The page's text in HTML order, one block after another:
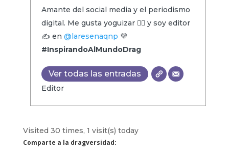
Amante del social media y el periodismo
digital. Me gusta yoguizar 🧘‍♂️ y soy editor
✍️ en @laresenaqnp 💜
#InspirandoAlMundoDrag
Ver todas las entradas
Editor
Visited 30 times, 1 visit(s) today
Comparte a la dragversidad: